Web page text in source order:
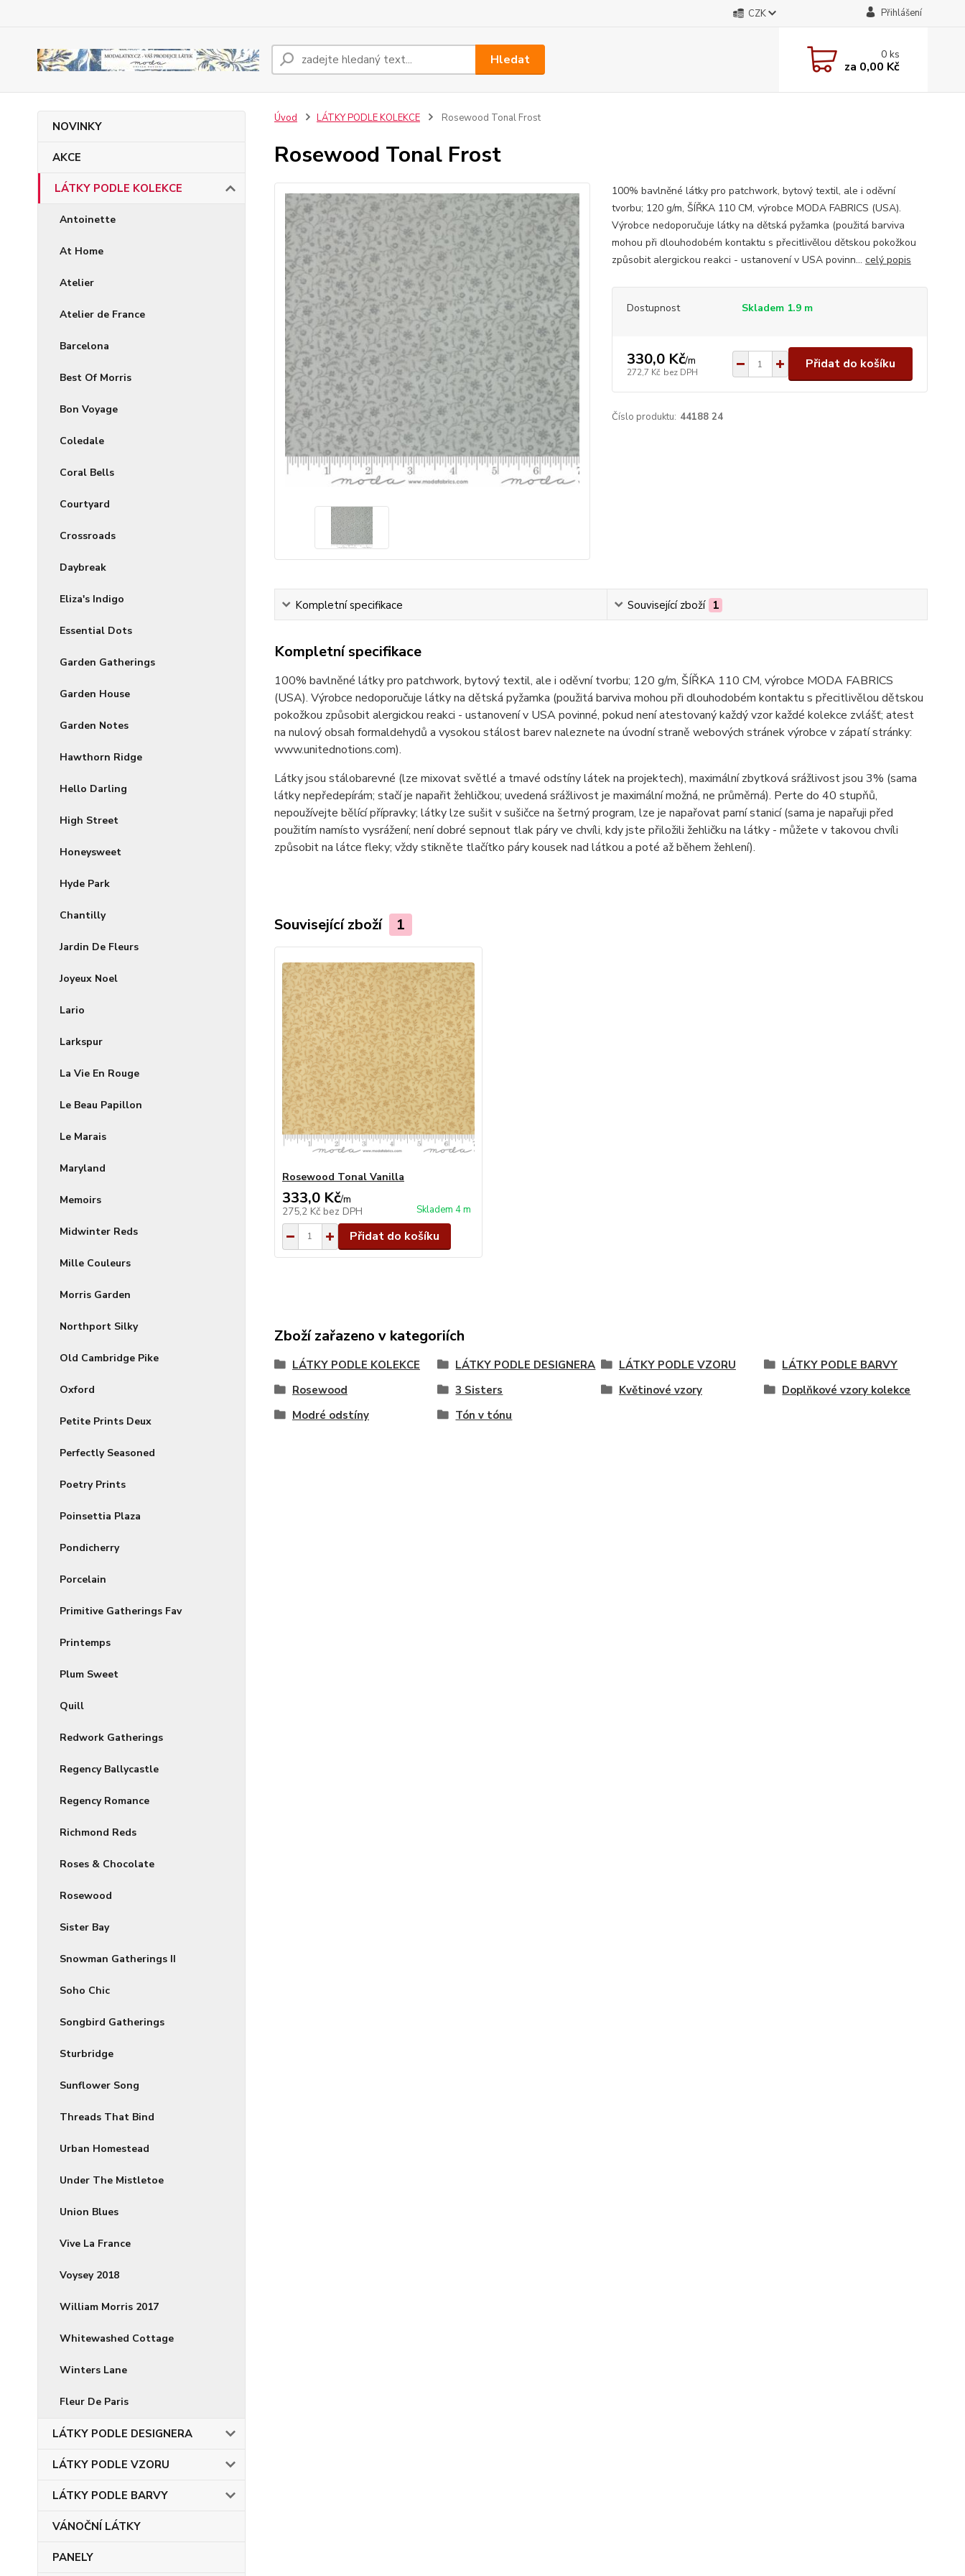
CZK Přihlášení
Hledat 0ks
za 0,00 Kč
NOVINKY
AKCE
LÁTKY PODLE KOLEKCE
Antoinette
At Home
Atelier
Atelier de France
Barcelona
Best Of Morris
Bon Voyage
Coledale
Coral Bells
Courtyard
Crossroads
Daybreak
Eliza's Indigo
Essential Dots
Garden Gatherings
Garden House
Garden Notes
Hawthorn Ridge
Hello Darling
High Street
Honeysweet
Hyde Park
Chantilly
Jardin De Fleurs
Joyeux Noel
Lario
Larkspur
La Vie En Rouge
Le Beau Papillon
Le Marais
Maryland
Memoirs
Midwinter Reds
Mille Couleurs
Morris Garden
Northport Silky
Old Cambridge Pike
Oxford
Petite Prints Deux
Perfectly Seasoned
Poetry Prints
Poinsettia Plaza
Pondicherry
Porcelain
Primitive Gatherings Fav
Printemps
Plum Sweet
Quill
Redwork Gatherings
Regency Ballycastle
Regency Romance
Richmond Reds
Roses & Chocolate
Rosewood
Sister Bay
Snowman Gatherings II
Soho Chic
Songbird Gatherings
Sturbridge
Sunflower Song
Threads That Bind
Urban Homestead
Under The Mistletoe
Union Blues
Vive La France
Voysey 2018
William Morris 2017
Whitewashed Cottage
Winters Lane
Fleur De Paris
LÁTKY PODLE DESIGNERA
LÁTKY PODLE VZORU
LÁTKY PODLE BARVY
VÁNOČNÍ LÁTKY
PANELY
Úvod LÁTKY PODLE KOLEKCE Rosewood Tonal Frost
Rosewood Tonal Frost
100% bavlněné látky pro patchwork, bytový textil, ale i oděvní
tvorbu; 120 g/m, ŠÍŘKA 110 CM, výrobce MODA FABRICS (USA).
Výrobce nedoporučuje látky na dětská pyžamka (použitá barviva
mohou při dlouhodobém kontaktu s přecitlivělou dětskou pokožkou
způsobit alergickou reakci - ustanovení v USA povinn... celý popis
Dostupnost Skladem 1.9 m
330,0 Kč/m
272,7 Kč bez DPH
Přidat do košíku
Číslo produktu: 44188 24
Kompletní specifikace Související zboží 1
Kompletní specifikace
100% bavlněné látky pro patchwork, bytový textil, ale i oděvní tvorbu; 120 g/m, ŠÍŘKA 110 CM, výrobce MODA FABRICS
(USA). Výrobce nedoporučuje látky na dětská pyžamka (použitá barviva mohou při dlouhodobém kontaktu s přecitlivělou dětskou
pokožkou způsobit alergickou reakci - ustanovení v USA povinné, pokud není atestovaný každý vzor každé kolekce zvlášť; atest
na nulový obsah formaldehydů a vysokou stálost barev naleznete na úvodní straně webových stránek výrobce v zápatí stránky:
www.unitednotions.com).
Látky jsou stálobarevné (lze mixovat světlé a tmavé odstíny látek na projektech), maximální zbytková srážlivost jsou 3% (sama
látky nepředepírám; stačí je napařit žehličkou; uvedená srážlivost je maximální možná, ne průměrná). Perte do 40 stupňů,
nepoužívejte bělící přípravky; látky lze sušit v sušičce na šetrný program, lze je napařovat parní stanicí (sama je napařuji před
použitím namísto vysrážení; není dobré sepnout tlak páry ve chvíli, kdy jste přiložili žehličku na látky - můžete v takovou chvíli
způsobit na látce fleky; vždy stikněte tlačítko páry kousek nad látkou a poté až během žehlení).
Související zboží 1
Rosewood Tonal Vanilla
333,0 Kč/m
275,2 Kč bez DPH Skladem 4 m
Přidat do košíku
Zboží zařazeno v kategoriích
LÁTKY PODLE KOLEKCE LÁTKY PODLE DESIGNERA LÁTKY PODLE VZORU
LÁTKY PODLE BARVY
Rosewood
3 Sisters Květinové vzory
Doplňkové vzory kolekce
Modré odstíny
Tón v tónu